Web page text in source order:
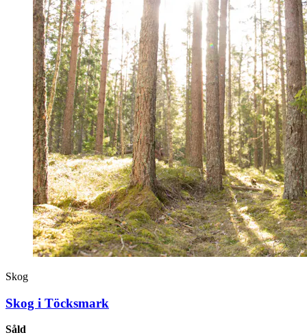
Skog
Skog i Töcksmark
Såld